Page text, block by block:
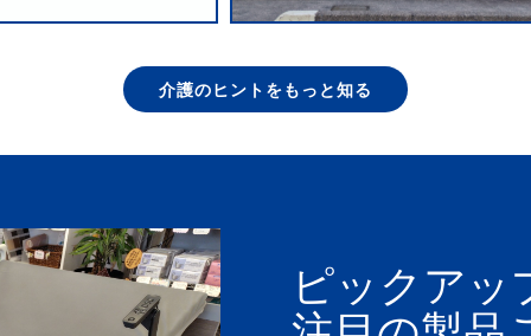
介護のヒントをもっと知る
ピックアッ